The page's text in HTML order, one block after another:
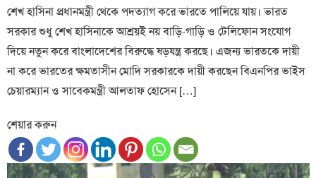
শেখ হাসিনা প্রধানমন্ত্রী থেকে পদত্যাগ করে ভারতে পালিয়ে যায়। ভারত
সরকার শুধু শেখ হাসিনাকে আশ্রয়ই নয় বাড়ি-গাড়ি ও টেলিফোন সংযোগ
দিয়ে নতুন করে বাংলাদেশের বিরুদ্ধে ষড়যন্ত্র করছে। এজন্য ভারতকে দায়ী
না করে ভারতের ক্ষমতাসীন মোদি সরকারকে দায়ী করছেন বিএনপির ভাইস
চেয়ারম্যান ও সাবেকমন্ত্রী আলতাফ হোসেন […]
শেয়ার করুন